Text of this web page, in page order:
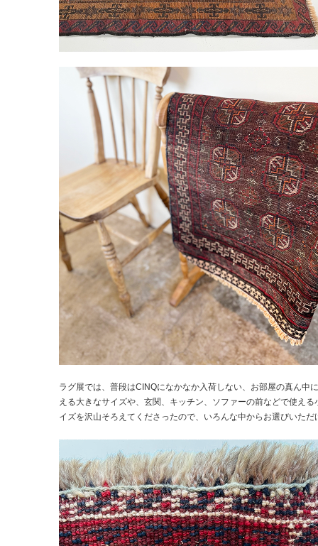
ラグ展では、普段はCINQになかなか入荷しない、お部屋の真ん中
える大きなサイズや、玄関、キッチン、ソファーの前などで使える
イズを沢山そろえてくださったので、いろんな中からお選びいただ